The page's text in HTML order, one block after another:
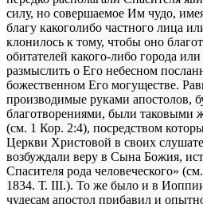
силу, но совершаемое Им чудо,
благу какоголибо частного лица
клонилось к тому, чтобы оно
обитателей какого-либо города
размыслить о Его небесном
божественном Его могуществе.
производимые руками апостолов,
благотворениями, были таковыми
(см. 1 Кор. 2:4), посредством
Церкви Христовой в своих
возбуждали веру в Сына Божия,
Спасителя рода человеческого»
1834. Т. III.). То же было и в
чудесам апостол прибавил и